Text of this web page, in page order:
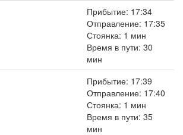
Прибытие: 17:34
Отправление: 17:35
Стоянка: 1 мин
Время в пути: 30
мин
Прибытие: 17:39
Отправление: 17:40
Стоянка: 1 мин
Время в пути: 35
мин